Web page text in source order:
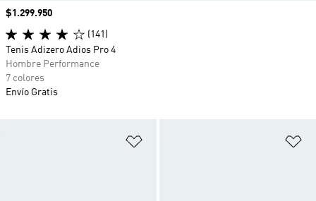
Precio
$1.299.950
(141)
Tenis Adizero Adios Pro 4
Hombre Performance
7 colores
Envío Gratis